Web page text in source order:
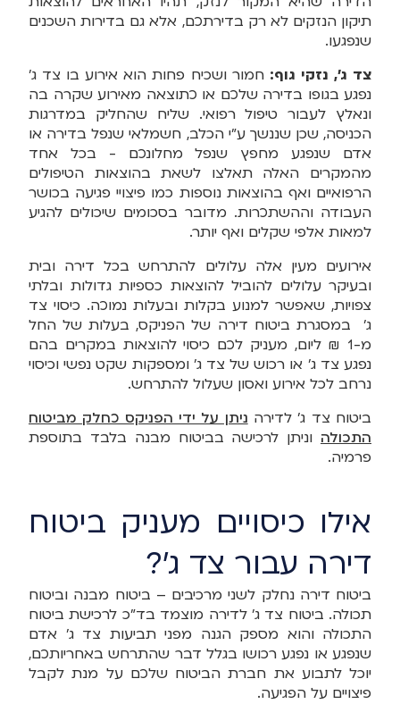
תיקון הנזקים לא רק בדירתכם, אלא גם בדירות השכנים
שנפגעו.
צד ג', נזקי גוף: חמור ושכיח פחות הוא אירוע בו צד ג'
נפגע בגופו בדירה שלכם או כתוצאה מאירוע שקרה בה
ונאלץ לעבור טיפול רפואי. שליח שהחליק במדרגות
הכניסה, שכן שננשך ע"י הכלב, חשמלאי שנפל בדירה או
אדם שנפגע מחפץ שנפל מחלונכם - בכל אחד
מהמקרים האלה תאלצו לשאת בהוצאות הטיפולים
הרפואיים ואף בהוצאות נוספות כמו פיצויי פגיעה בכושר
העבודה וההשתכרות. מדובר בסכומים שיכולים להגיע
למאות אלפי שקלים ואף יותר.
אירועים מעין אלה עלולים להתרחש בכל דירה ובית
ובעיקר עלולים להוביל להוצאות כספיות גדולות ובלתי
צפויות, שאפשר למנוע בקלות ובעלות נמוכה. כיסוי צד
ג' במסגרת ביטוח דירה של הפניקס, בעלות של החל
מ-1 ₪ ליום, מעניק לכם כיסוי להוצאות במקרים בהם
נפגע צד ג' או רכוש של צד ג' ומספקות שקט נפשי וכיסוי
נרחב לכל אירוע ואסון שעלול להתרחש.
ביטוח צד ג' לדירה ניתן על ידי הפניקס כחלק מביטוח
התכולה וניתן לרכישה בביטוח מבנה בלבד בתוספת
פרמיה.
אילו כיסויים מעניק ביטוח
דירה עבור צד ג'?
ביטוח דירה נחלק לשני מרכיבים – ביטוח מבנה וביטוח
תכולה. ביטוח צד ג' לדירה מוצמד בד"כ לרכישת ביטוח
התכולה והוא מספק הגנה מפני תביעות צד ג' אדם
שנפגע או נפגע רכושו בגלל דבר שהתרחש באחריותכם,
יוכל לתבוע את חברת הביטוח שלכם על מנת לקבל
פיצויים על הפגיעה.